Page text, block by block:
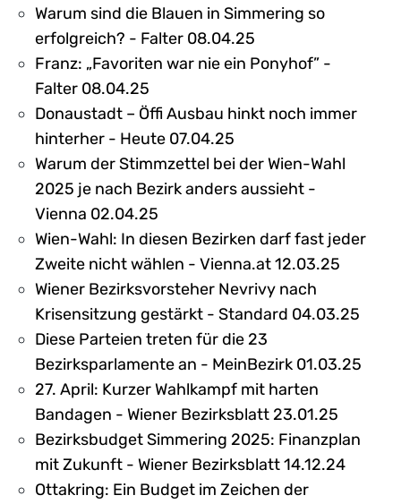
Warum sind die Blauen in Simmering so
erfolgreich? - Falter 08.04.25
Franz: „Favoriten war nie ein Ponyhof” -
Falter 08.04.25
Donaustadt – Öffi Ausbau hinkt noch immer
hinterher - Heute 07.04.25
Warum der Stimmzettel bei der Wien-Wahl
2025 je nach Bezirk anders aussieht -
Vienna 02.04.25
Wien-Wahl: In diesen Bezirken darf fast jeder
Zweite nicht wählen - Vienna.at 12.03.25
Wiener Bezirksvorsteher Nevrivy nach
Krisensitzung gestärkt - Standard 04.03.25
Diese Parteien treten für die 23
Bezirksparlamente an - MeinBezirk 01.03.25
27. April: Kurzer Wahlkampf mit harten
Bandagen - Wiener Bezirksblatt 23.01.25
Bezirksbudget Simmering 2025: Finanzplan
mit Zukunft - Wiener Bezirksblatt 14.12.24
Ottakring: Ein Budget im Zeichen der